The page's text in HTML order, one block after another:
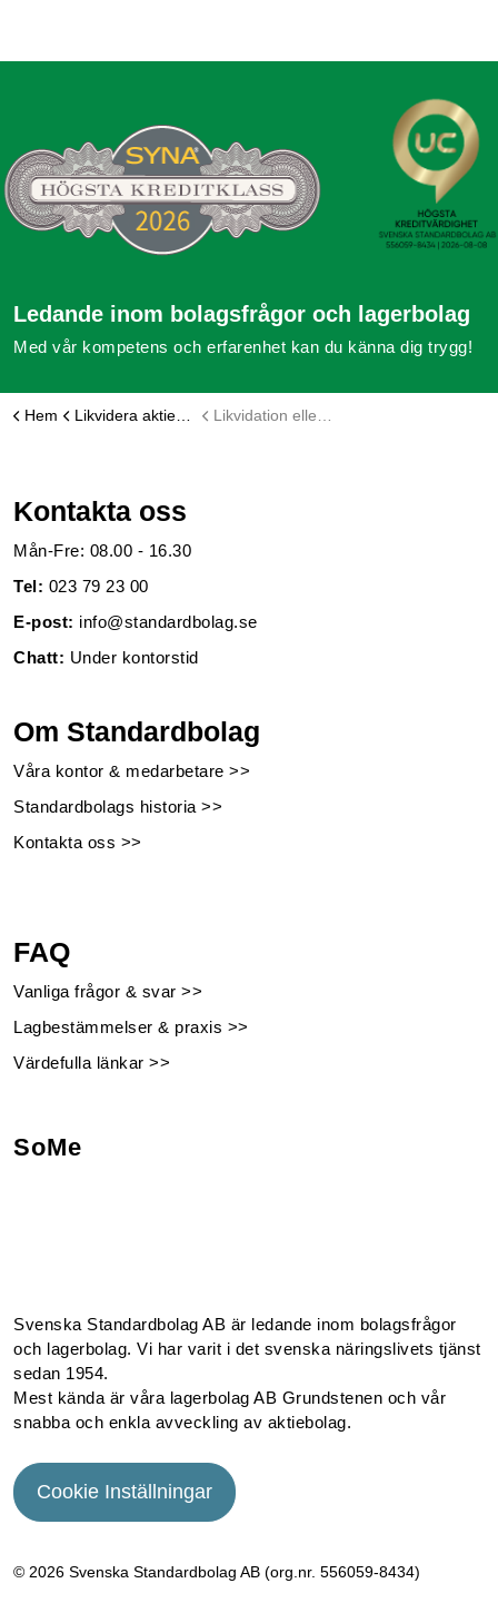
Ledande inom bolagsfrågor och lagerbolag
Med vår kompetens och erfarenhet kan du känna dig trygg!
Hem Likvidera aktiebolag Likvidation eller snabbavveckling?
Kontakta oss
Mån-Fre: 08.00 - 16.30
Tel: 023 79 23 00
E-post: info@standardbolag.se
Chatt: Under kontorstid
Om Standardbolag
Våra kontor & medarbetare >>
Standardbolags historia >>
Kontakta oss >>
FAQ
Vanliga frågor & svar >>
Lagbestämmelser & praxis >>
Värdefulla länkar >>
SoMe
Svenska Standardbolag AB är ledande inom bolagsfrågor
och lagerbolag. Vi har varit i det svenska näringslivets tjänst
sedan 1954.
Mest kända är våra lagerbolag AB Grundstenen och vår
snabba och enkla avveckling av aktiebolag.
Cookie Inställningar
© 2026 Svenska Standardbolag AB (org.nr. 556059­-8434)